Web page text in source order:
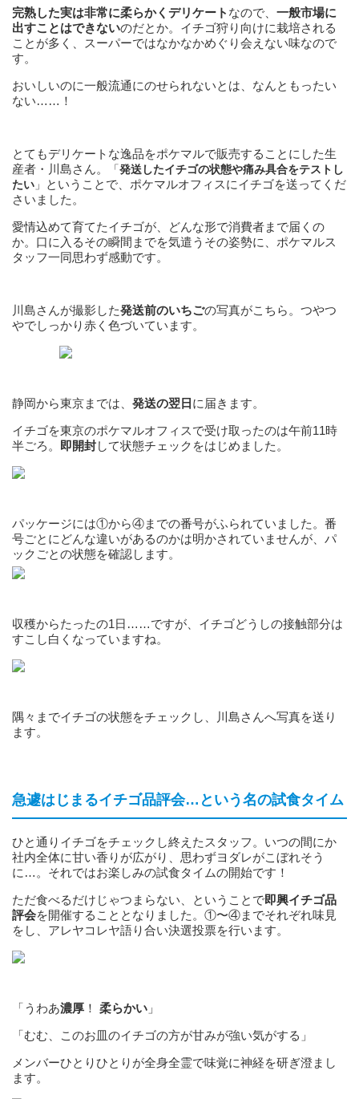
完熟した実は非常に柔らかく デリケート なので、 一般市場に
出すことはできないのだとか。イチゴ狩り向けに栽培される
ことが多く、スーパーではなかなかめぐり会えない味なので
す。
おいしいのに一般流通にのせられないとは、なんともったい
ない……！
とてもデリケートな逸品をポケマルで販売することにした生
産者・川島さん。
「発送したイチゴの状態や痛み具合をテストし
たい 」
ということで、ポケマルオフィスにイチゴを送ってくだ
さいました。
愛情込めて育てたイチゴが、どんな形で消費者まで届くの
か。口に入るその瞬間までを気遣うその姿勢に、ポケマルス
タッフ一同思わず感動です。
川島さんが撮影した発送前のいちごの写真がこちら。つやつ
やでしっかり赤く色づいています。
静岡から東京までは、 発送の翌日 に届きます。
イチゴを東京のポケマルオフィスで受け取ったのは午前11時
半ごろ。
即開封して状態チェックをはじめました。
パッケージには①から④までの番号がふられていました。番
号ごとにどんな違いがあるのかは明かされていませんが、パ
ックごとの状態を確認します。
収穫からたったの1日……ですが、イチゴどうしの接触部分は
すこし白くなっていますね。
隅々までイチゴの状態をチェックし、川島さんへ写真を送り
ます。
急遽はじまるイチゴ品評会…という名の試食タイム
ひと通りイチゴをチェックし終えたスタッフ。いつの間にか
社内全体に甘い香りが広がり、思わずヨダレがこぼれそう
に…。それではお楽しみの試食タイムの開始です！
ただ食べるだけじゃつまらない、ということで即興イチゴ品
評会を開催することとなりました。①〜④までそれぞれ味見
をし、アレヤコレヤ語り合い決選投票を行います。
「うわあ濃厚 ！ 柔らかい 」
「むむ、このお皿のイチゴの方が甘みが強い気がする」
メンバーひとりひとりが全身全霊で味覚に神経を研ぎ澄まし
ます。